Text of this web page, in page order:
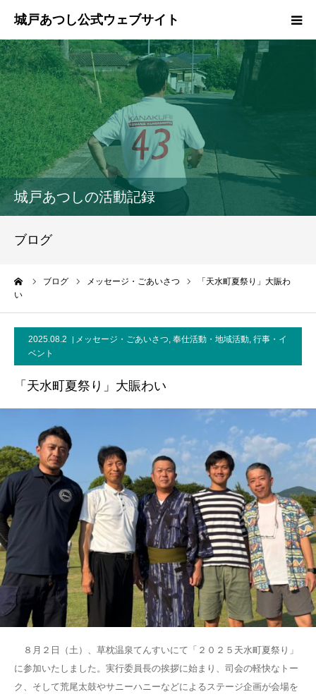
城戸あつしの活動記録
ブログ
ブログ メッセージ・ごあいさつ
「天水町夏祭り」大賑わ
い
2025.08.2 メッセージ・ごあいさつ, 奉仕活動・地域活動, 行事・イ
ベント
「天水町夏祭り」大賑わい
８月２日（土）、草枕温泉てんすいにて「２０２５天水町夏祭り」
に参加いたしました。実行委員長の挨拶に始まり、司会の軽快なトー
ク、そして荒尾太鼓やサニーハニーなどによるステージ企画が会場を
ホーム
ご挨拶
プロフィール
政策
事務所案内